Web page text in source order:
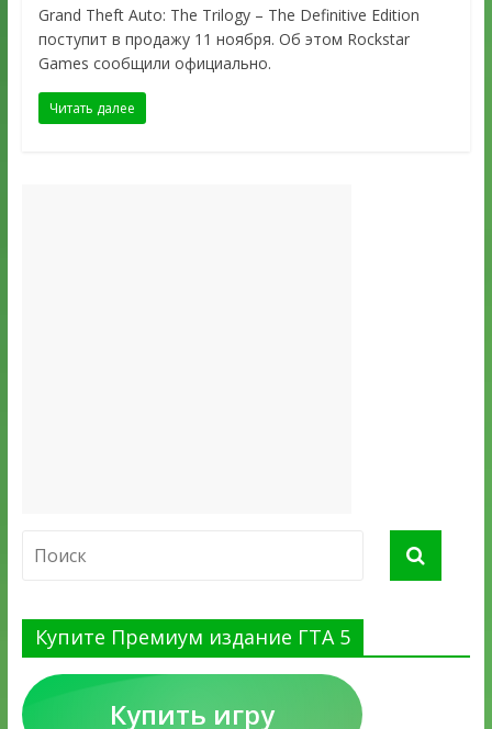
Grand Theft Auto: The Trilogy – The Definitive Edition
поступит в продажу 11 ноября. Об этом Rockstar
Games сообщили официально.
Читать далее
Купите Премиум издание ГТА 5
Купить игру